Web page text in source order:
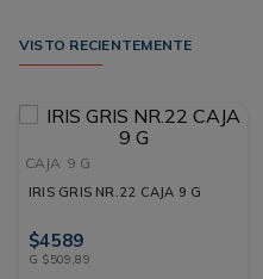
VISTO RECIENTEMENTE
CAJA 9 G
IRIS GRIS NR.22 CAJA 9 G
$4589
G $509,89